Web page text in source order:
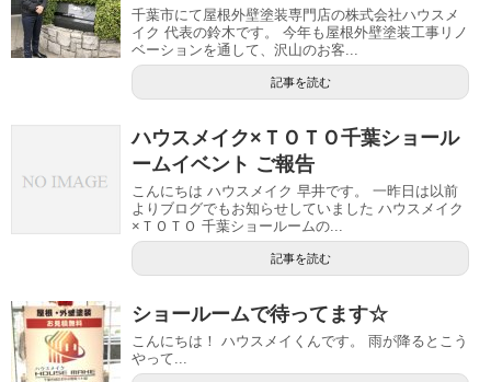
千葉市にて屋根外壁塗装専門店の株式会社ハウスメ
イク 代表の鈴木です。 今年も屋根外壁塗装工事リノ
ベーションを通して、沢山のお客...
記事を読む
ハウスメイク×ＴＯＴＯ千葉ショール
ームイベント ご報告
こんにちは ハウスメイク 早井です。 一昨日は以前
よりブログでもお知らせしていました ハウスメイク
×ＴＯＴＯ 千葉ショールームの...
記事を読む
ショールームで待ってます☆
こんにちは！ ハウスメイくんです。 雨が降るとこう
やって...